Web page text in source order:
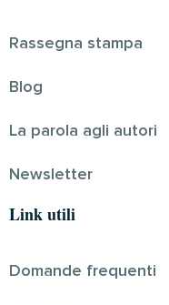
Rassegna stampa
Blog
La parola agli autori
Newsletter
Link utili
Domande frequenti